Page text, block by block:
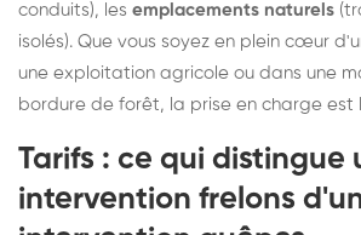
conduits), les emplacements naturels
isolés). Que vous soyez en plein cœur
une exploitation agricole ou dans une
bordure de forêt, la prise en charge est
Tarifs : ce qui distingue
intervention frelons